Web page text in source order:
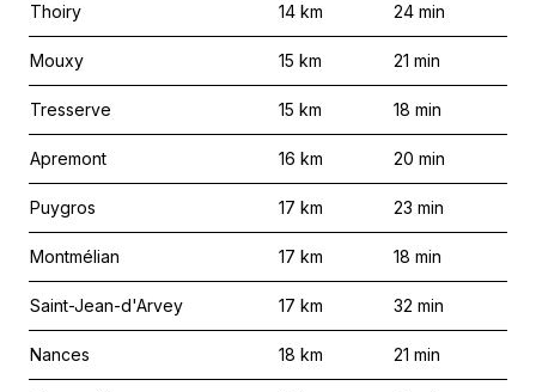
Thoiry 14 km 24 min
Mouxy 15 km 21 min
Tresserve 15 km 18 min
Apremont 16 km 20 min
Puygros 17 km 23 min
Montmélian 17 km 18 min
Saint-Jean-d'Arvey 17 km 32 min
Nances 18 km 21 min